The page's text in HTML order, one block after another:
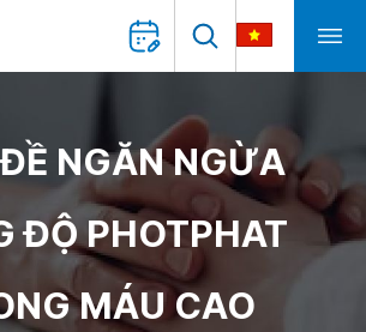
NGĂN NGỪA
ĐỘ PHOTPHAT
MÁU CAO